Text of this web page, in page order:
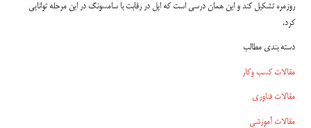
روزمره تشکیل کند و این همان درسی است که اپل در رقابت با سامسونگ در این مرحله توانایی
کرد.
دسته بندی مطالب
مقالات کسب وکار
مقالات فناوری
مقالات آموزشی